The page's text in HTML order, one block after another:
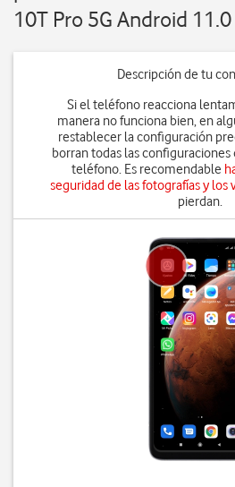
10T Pro 5G Android 11.0
Descripción de tu
Si el teléfono reacciona
manera no funciona bien, en
restablecer la configuración
borran todas las
teléfono. Es recomendable
seguridad de las fotografías y los
pierdan.